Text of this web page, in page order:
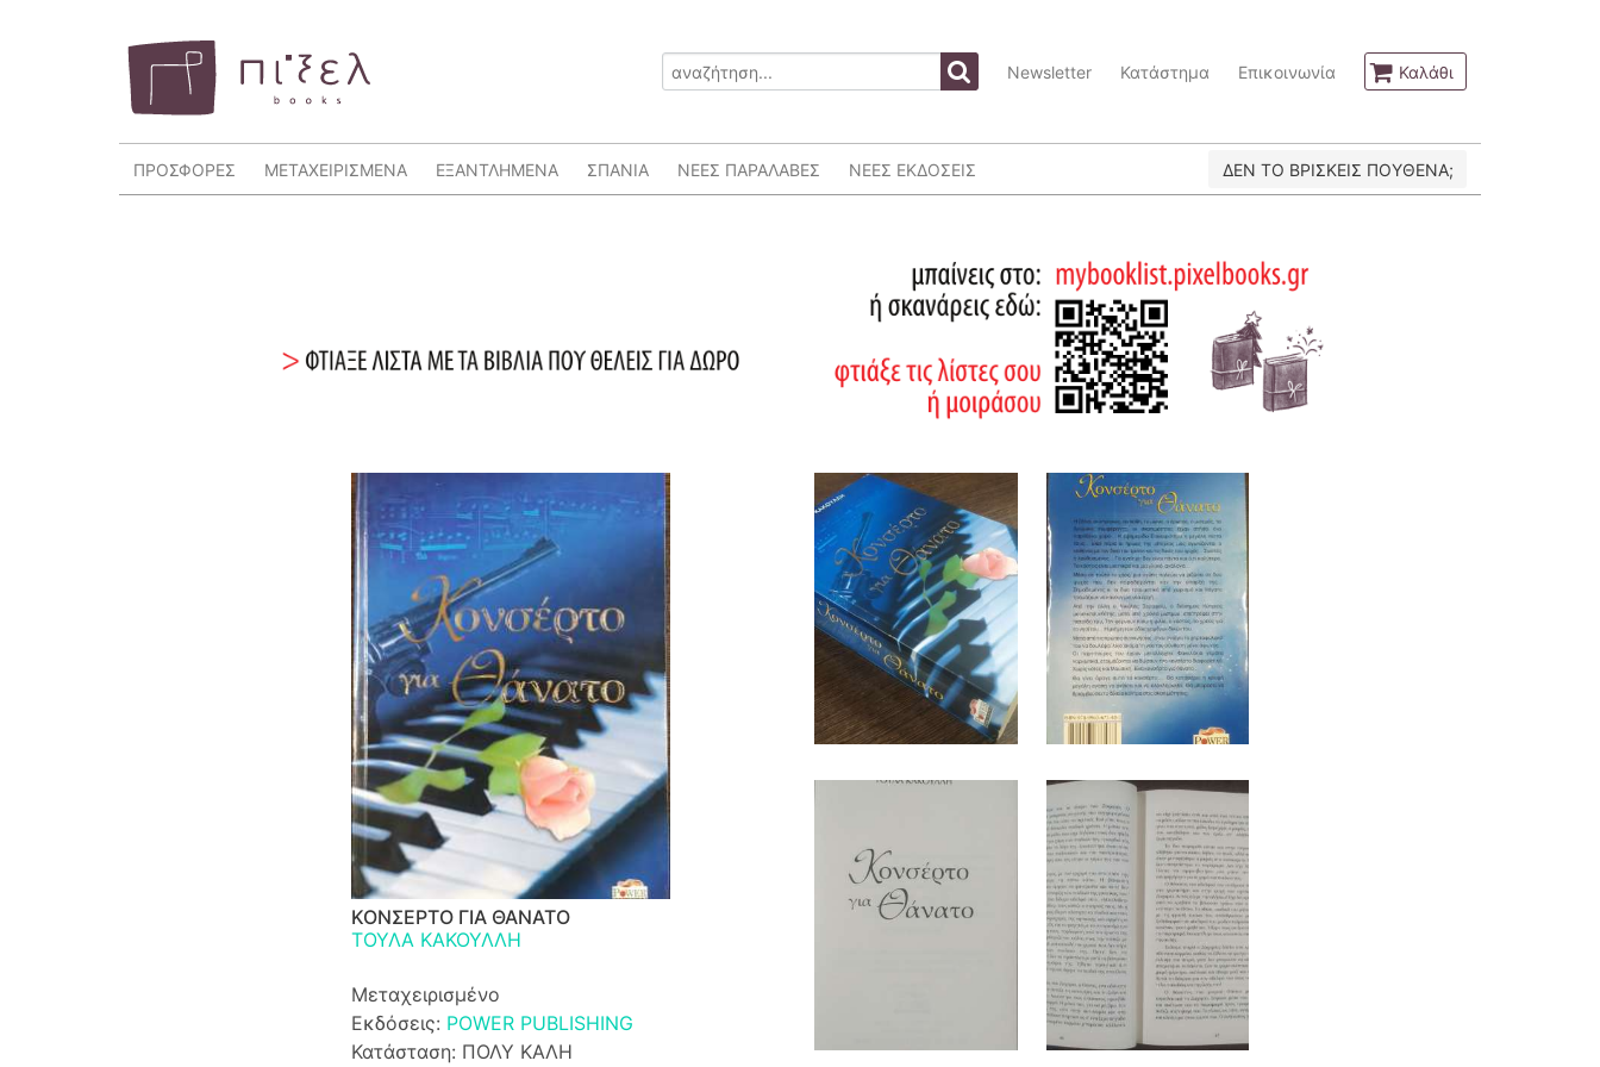
Newsletter Κατάστημα Επικοινωνία Καλάθι
ΠΡΟΣΦΟΡΕΣ ΜΕΤΑΧΕΙΡΙΣΜΕΝΑ ΕΞΑΝΤΛΗΜΕΝΑ ΣΠΑΝΙΑ ΝΕΕΣ ΠΑΡΑΛΑΒΕΣ ΝΕΕΣ ΕΚΔΟΣΕΙΣ ΔΕΝ ΤΟ ΒΡΙΣΚΕΙΣ ΠΟΥΘΕΝΑ;
ΚΟΝΣΕΡΤΟ ΓΙΑ ΘΑΝΑΤΟ
ΤΟΥΛΑ ΚΑΚΟΥΛΛΗ
Μεταχειρισμένο
Εκδόσεις: POWER PUBLISHING
Κατάσταση: ΠΟΛΥ ΚΑΛΗ